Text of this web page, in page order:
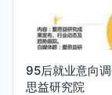
95后就业意向
思益研究院